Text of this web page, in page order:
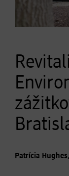
Patrícia